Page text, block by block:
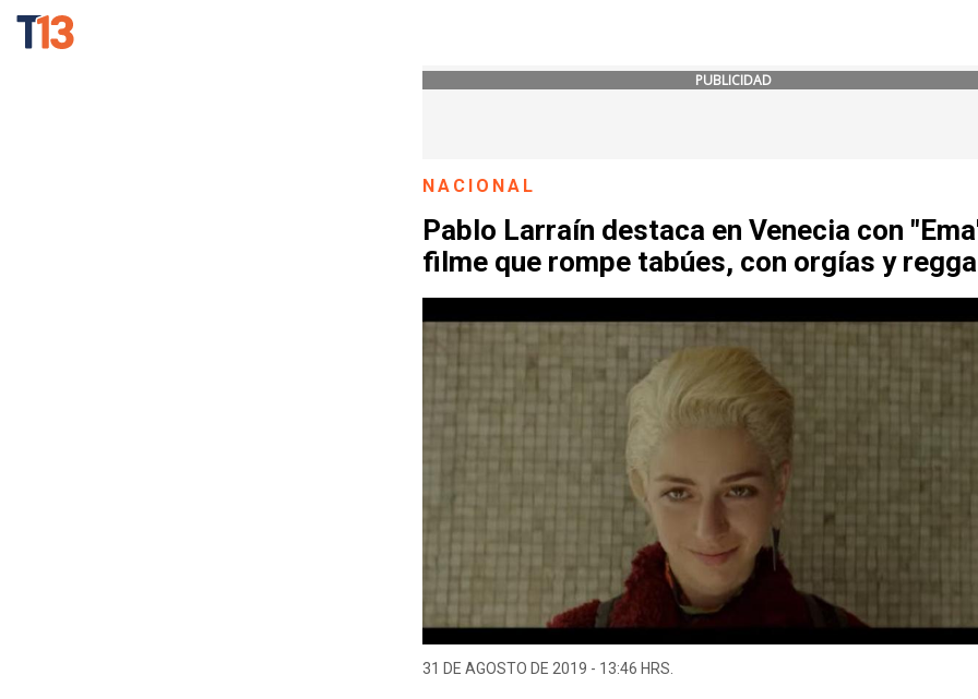
PUBLICIDAD
NACIONAL
Pablo Larraín destaca en Venecia con
filme que rompe tabúes, con orgías y
31 DE AGOSTO DE 2019 - 13:46 HRS.